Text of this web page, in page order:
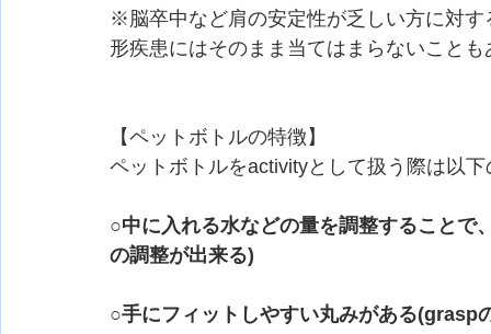
※脳卒中など肩の安定性が乏しい方に対
形疾患にはそのまま当てはまらないこと
【ペットボトルの特徴】
ペットボトルをactivityとして扱う際は以
○中に入れる水などの量を調整することで
の調整が出来る)
○手にフィットしやすい丸みがある(grasp